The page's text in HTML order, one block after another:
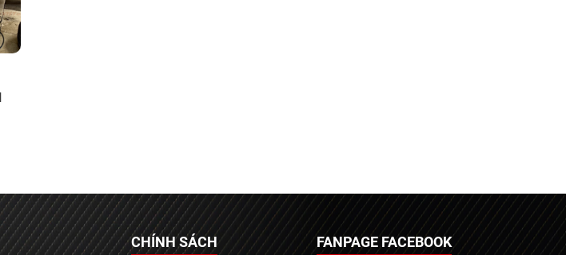
CHÍNH SÁCH FANPAGE FACEBOOK